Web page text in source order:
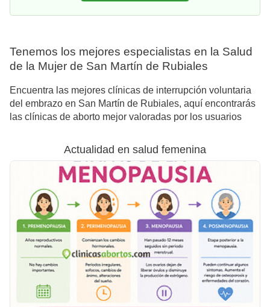
Tenemos los mejores especialistas en la Salud
de la Mujer de San Martín de Rubiales
Encuentra las mejores clínicas de interrupción voluntaria
del embrazo en San Martín de Rubiales, aquí encontrarás
las clínicas de aborto mejor valoradas por los usuarios
Actualidad en salud femenina